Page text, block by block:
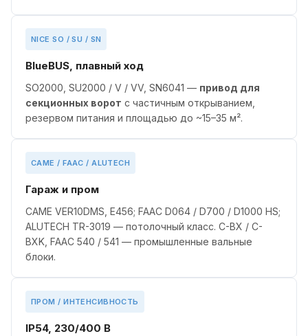
NICE SO / SU / SN
BlueBUS, плавный ход
SO2000, SU2000 / V / VV, SN6041 — привод для
секционных ворот с частичным открыванием,
резервом питания и площадью до ~15–35 м².
CAME / FAAC / ALUTECH
Гараж и пром
CAME VER10DMS, E456; FAAC D064 / D700 / D1000 HS;
ALUTECH TR-3019 — потолочный класс. C-BX / C-
BXK, FAAC 540 / 541 — промышленные вальные
блоки.
ПРОМ / ИНТЕНСИВНОСТЬ
IP54, 230/400 В